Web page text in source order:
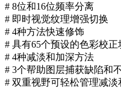
# 8位和16位频率分离
# 即时视觉纹理增强切换
# 4种方法快速修饰
# 具有65个预设的色彩校正
# 4种减淡和加深方法
# 3个帮助图层捕获缺陷和
# 双重视野可轻松管理减淡